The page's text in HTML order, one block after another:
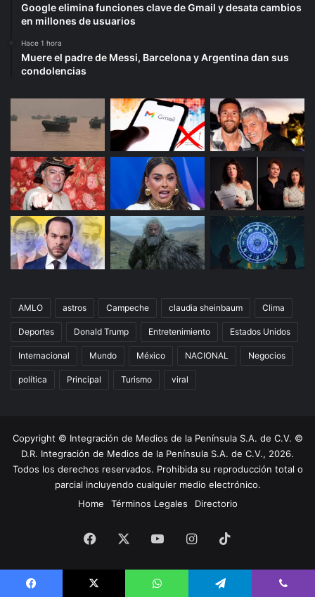
Google elimina funciones clave de Gmail y desata cambios
en millones de usuarios
Hace 1 hora
Muere el padre de Messi, Barcelona y Argentina dan sus
condolencias
AMLO astros Campeche claudia sheinbaum Clima
Deportes Donald Trump Entretenimiento Estados Unidos
Internacional Mundo México NACIONAL Negocios
política Principal Turismo viral
Copyright © Integración de Medios de la Península S.A. de C.V. ©
D.R. Integración de Medios de la Península S.A. de C.V., 2026.
Todos los derechos reservados. Prohibida su reproducción total o
parcial incluyendo cualquier medio electrónico.
Home
Términos Legales Directorio
Facebook YouTubeInstagram